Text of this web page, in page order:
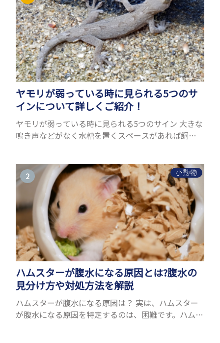
ヤモリが弱っている時に見られる5つのサ
インについて詳しくご紹介！
ヤモリが弱っている時に見られる5つのサイン 大きな
鳴き声などがなく水槽を置くスペースがあれば飼う
でしょうか...
小動物
ハムスターが腹水になる原因とは?腹水の
見分け方や対処方法を解説
ハムスターが腹水になる原因は？ 実は、ハムスター
が腹水になる原因を特定するのは、困難です。ハムス